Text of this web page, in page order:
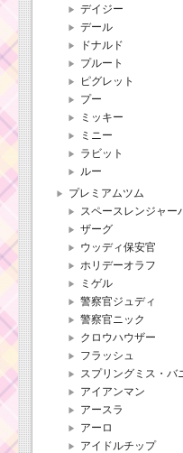
デイジー
デール
ドナルド
プルート
ピグレット
プー
ミッキー
ミニー
ラビット
ルー
プレミアムツム
スペースレンジャー
ザーグ
ウッディ保安官
ホリデーオラフ
ミゲル
警察官ジュディ
警察官ニック
クロウハウザー
フラッシュ
スプリングミス・バ
アイアンマン
アースラ
アーロ
アイドルチップ